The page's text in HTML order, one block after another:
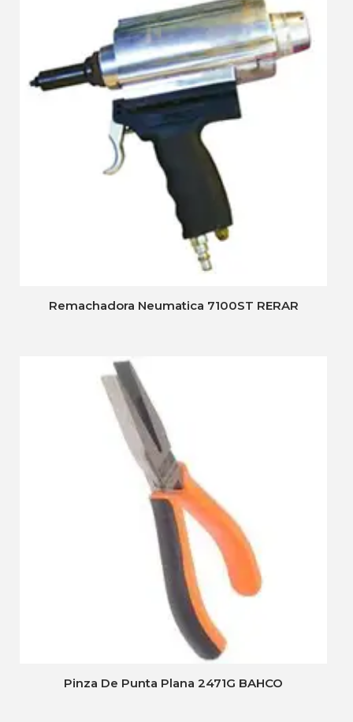
Remachadora Neumatica 7100ST RERAR
Pinza De Punta Plana 2471G BAHCO